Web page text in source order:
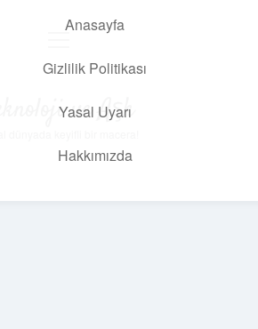
Anasayfa
Gizlilik Politikası
Yasal Uyarı
Hakkımızda
Teknoloji ve Aşk